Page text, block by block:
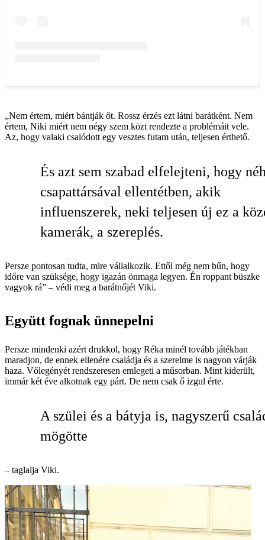
„Nem értem, miért bántják őt. Rossz érzés ezt látni barátként. Nem
értem, Niki miért nem négy szem közt rendezte a problémáit vele.
Az, hogy valaki csalódott egy vesztes futam után, teljesen érthető.
És azt sem szabad elfelejteni, hogy
csapattársával ellentétben, akik
influenszerek, neki teljesen új ez a
kamerák, a szereplés.
Persze pontosan tudta, mire vállalkozik. Ettől még nem bűn, hogy
időre van szüksége, hogy igazán önmaga legyen. Én roppant büszke
vagyok rá” – védi meg a barátnőjét Viki.
Együtt fognak ünnepelni
Persze mindenki azért drukkol, hogy Réka minél tovább játékban
maradjon, de ennek ellenére családja és a szerelme is nagyon várják
haza. Vőlegényét rendszeresen emlegeti a műsorban. Mint kiderült,
immár két éve alkotnak egy párt. De nem csak ő izgul érte.
A szülei és a bátyja is, nagyszerű
mögötte
– taglalja Viki.